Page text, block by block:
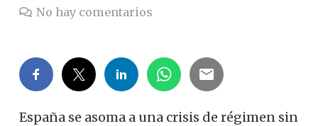
No hay comentarios
España se asoma a una crisis de régimen sin